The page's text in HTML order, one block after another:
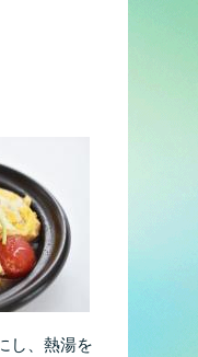
し、熱湯を